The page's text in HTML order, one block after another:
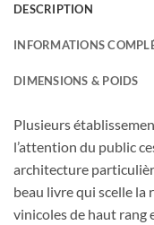
DESCRIPTION
INFORMATIONS
DIMENSIONS & POIDS
Plusieurs
l’attention du public
architecture
beau livre qui scelle la
vinicoles de haut rang